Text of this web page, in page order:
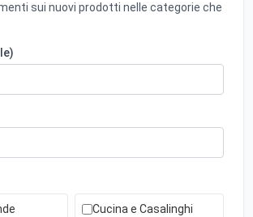
sui nuovi prodotti nelle categorie che
Cucina e Casalinghi